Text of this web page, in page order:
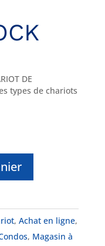
DE
types de chariots
, Achat en ligne,
, Magasin à